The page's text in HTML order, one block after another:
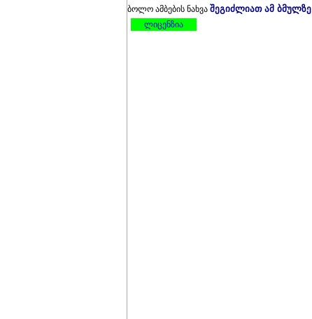
ბოლო ამბების ნახვა შეგიძლიათ ამ ბმულზე
ლიცენზია